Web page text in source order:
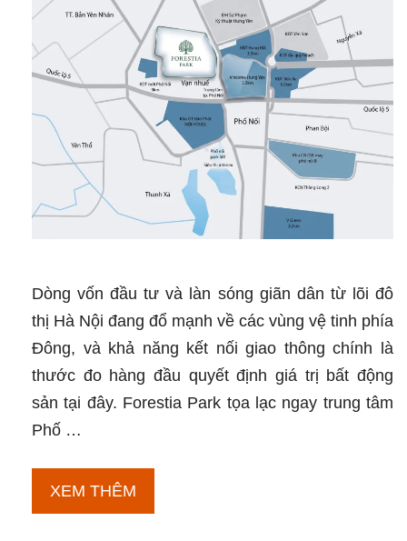
Dòng vốn đầu tư và làn sóng giãn dân từ lõi đô
thị Hà Nội đang đổ mạnh về các vùng vệ tinh phía
Đông, và khả năng kết nối giao thông chính là
thước đo hàng đầu quyết định giá trị bất động
sản tại đây. Forestia Park tọa lạc ngay trung tâm
Phố …
XEM THÊM
Park